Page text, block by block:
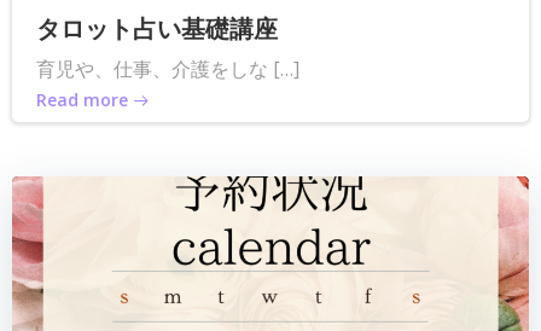
タロット占い基礎講座
育児や、仕事、介護をしな […]
Read more